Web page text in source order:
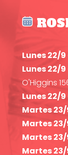
Lunes 22/9
Lunes 22/9
O'Higgins
Lunes 22/9
Martes 23/
Martes 23/
Martes 23/
Martes 23/